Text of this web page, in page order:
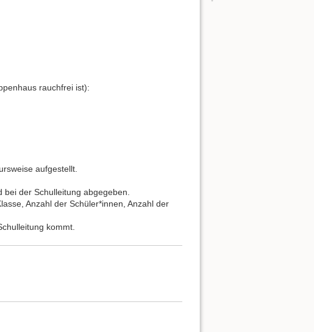
rauchfrei ist):
aufgestellt.
der Schulleitung abgegeben.
Anzahl der Schüler*innen, Anzahl der
kommt.